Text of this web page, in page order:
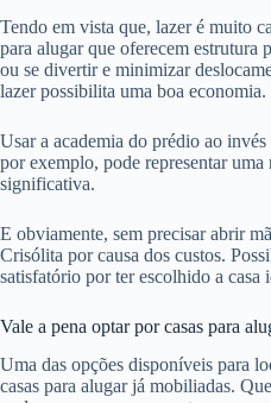
Tendo em vista que, lazer é muito
para alugar que oferecem estrutura
ou se divertir e minimizar
lazer possibilita uma boa economia.
Usar a academia do prédio ao
por exemplo, pode representar
significativa.
E obviamente, sem precisar abrir
Crisólita por causa dos custos.
satisfatório por ter escolhido a casa
Vale a pena optar por casas para
Uma das opções disponíveis para
casas para alugar já mobiliadas.